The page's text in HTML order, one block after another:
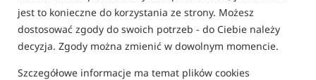
jest to konieczne do korzystania ze strony. Możesz
dostosować zgody do swoich potrzeb - do Ciebie należy
decyzja. Zgody można zmienić w dowolnym momencie.
Szczegółowe informacje ma temat plików cookies